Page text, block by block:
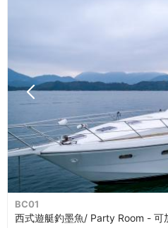
BC01
西式遊艇釣墨魚/ Party Room - 可